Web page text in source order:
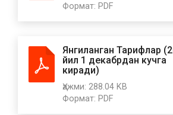
Формат: PDF
Янгиланган Тарифлар
йил 1 декабрдан кучга
киради)
Ҳажми: 288.04 KB
Формат: PDF